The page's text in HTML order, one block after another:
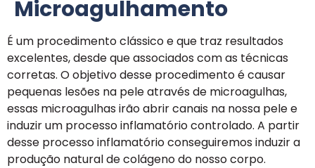
Microagulhamento
É um procedimento clássico e que traz resultados
excelentes, desde que associados com as técnicas
corretas. O objetivo desse procedimento é causar
pequenas lesões na pele através de microagulhas,
essas microagulhas irão abrir canais na nossa pele e
induzir um processo inflamatório controlado. A partir
desse processo inflamatório conseguiremos induzir a
produção natural de colágeno do nosso corpo.